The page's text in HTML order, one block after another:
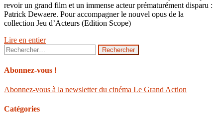
revoir un grand film et un immense acteur prématurément disparu :
Patrick Dewaere. Pour accompagner le nouvel opus de la
collection Jeu d’Acteurs (Edition Scope)
Lire en entier
Rechercher :
Abonnez-vous !
Abonnez-vous à la newsletter du cinéma Le Grand Action
Catégories